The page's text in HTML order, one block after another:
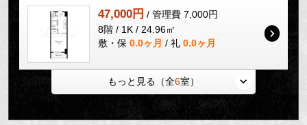
47,000円 / 管理費 7,000円
8階 / 1K / 24.96㎡
敷・保 0.0ヶ月 / 礼 0.0ヶ月
もっと見る（全6室）